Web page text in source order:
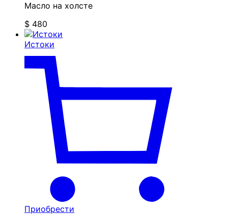
Масло на холсте
$ 480
Истоки
Приобрести